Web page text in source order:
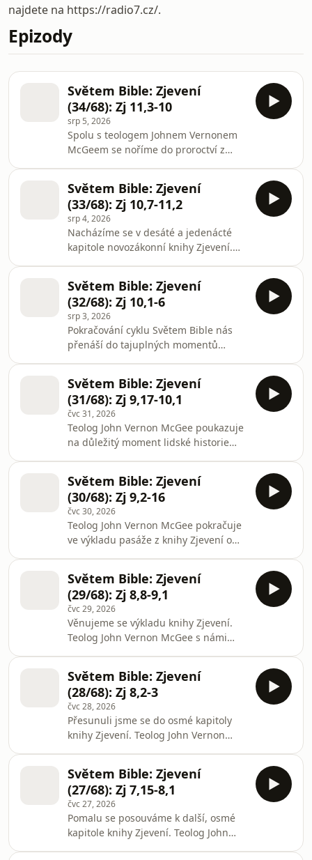
najdete na https://radio7.cz/.
Epizody
Světem Bible: Zjevení
(34/68): Zj 11,3-10
srp 5, 2026
Spolu s teologem Johnem Vernonem
McGeem se noříme do proroctví z
dává Stvořitel lidem, které posílá
splnit konkrétní úkol. Proto nikdo z
nás nemusí propadat strachu z
budoucnosti, pokud kráčí po boku
Toho, který má nad každým lidským
osudem stoprocentní kontrolu. Čte
Pavel Vopalecký.Tento podcast můžete
podpořit na https://ra
Světem Bible: Zjevení
(33/68): Zj 10,7-11,2
srp 4, 2026
Nacházíme se v desáté a jedenácté
kapitole novozákonní knihy Zjevení.
proč Stvořitel ve světě tak dlouho
snáší přítomnost zla a mlčí k lidskému
utrpení. Ukazujeme si, jak čelit
nejistotě a kde hledat klid. Vedle
snahy o rozumové vysvětlení věcí
přesahujících naše chápání se
zaměřujeme na vnitřní postoj člověka.
Slovem provází Pavel
Světem Bible: Zjevení
(32/68): Zj 10,1-6
srp 3, 2026
Pokračování cyklu Světem Bible nás
přenáší do tajuplných momentů
lidského poznání. I když Bůh ve svém
slově odhaluje plán přicházejícího
soudu a záchrany, některé věci
záměrně ponechává zahalené
tajemstvím. Výklad teologa Johna
Vernona McGeeho nás provází
obrazem nebeského vyslance, který si
nárokuje celou zemi i moře pro svého
Stvořitel
Světem Bible: Zjevení
(31/68): Zj 9,17-10,1
čvc 31, 2026
Teolog John Vernon McGee poukazuje
na důležitý moment lidské historie
tom, že morální kompromisy a
duchovní lhostejnost lidstva otevřou
dveře absolutní zkáze, před kterou už
v budoucnu nebude úniku. Slovem
provází Pavel Vopalecký.Tento podcast
můžete podpořit na https://radio7.cz
Světem Bible: Zjevení
(30/68): Zj 9,2-16
čvc 30, 2026
Teolog John Vernon McGee pokračuje
ve výkladu pasáže z knihy Zjevení o
existence: naše osobní rozhodnutí pro
Ježíše Krista. Zároveň zaznívá varování
před budoucími soudy. Ale právě
vědomí této neúprosné reality a
odpovědnosti lidstva by nemělo
vyvolávat paralyzující strach. Naopak,
okamžitě probudit naši vůli k činu.
Slovem prováz
Světem Bible: Zjevení
(29/68): Zj 8,8-9,1
čvc 29, 2026
Věnujeme se výkladu knihy Zjevení.
Teolog John Vernon McGee s námi
pozemských katastrof, ale především
výzvu pro každého věřícího: aby
aktivně šířil Boží slovo a zachránil tak
před přicházejícím hněvem co nejvíce
lidských životů. Čte Pavel
Vopalecký.Tento podcast můžete
podpořit na https://radio7.cz
Světem Bible: Zjevení
(28/68): Zj 8,2-3
čvc 28, 2026
Přesunuli jsme se do osmé kapitoly
knihy Zjevení. Teolog John Vernon
sedmi andělských polnic
předznamenává zásahy do dějin
lidstva i do samotné přírody.
Komentář čte Pavel Vopalecký.Tento
podcast můžete podpořit na
https://radio7.cz
Světem Bible: Zjevení
(27/68): Zj 7,15-8,1
čvc 27, 2026
Pomalu se posouváme k další, osmé
kapitole knihy Zjevení. Teolog John